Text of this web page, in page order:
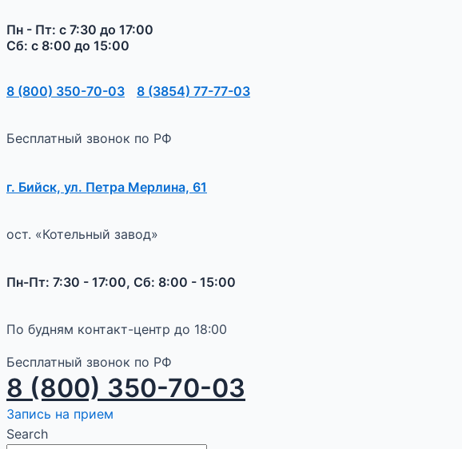
Пн - Пт: с 7:30 до 17:00
Сб: с 8:00 до 15:00
8 (800) 350-70-03 8 (3854) 77-77-03
Бесплатный звонок по РФ
г. Бийск, ул. Петра Мерлина, 61
ост. «Котельный завод»
Пн-Пт: 7:30 - 17:00, Сб: 8:00 - 15:00
По будням контакт-центр до 18:00
Бесплатный звонок по РФ
8 (800) 350-70-03
Запись на прием
Search